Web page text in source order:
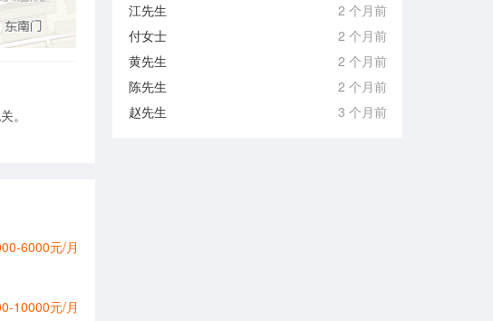
。
6000元/月
10000元/月
江先生
2 个月前
付女士
2 个月前
黄先生
2 个月前
陈先生
2 个月前
赵先生
3 个月前